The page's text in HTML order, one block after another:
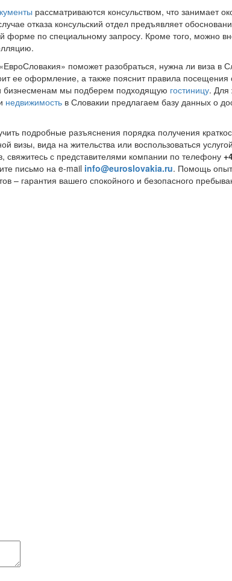
рассматриваются консульством, что занимает
отказа консульский отдел предъявляет
форме по специальному запросу. Кроме того, можно
поможет разобраться, нужна ли виза в
ее оформление, а также пояснит правила посещения
бизнесменам мы подберем подходящую гостиницу. Для
недвижимостьв Словакии предлагаем базу данных о
подробные разъяснения порядка получения
визы, вида на жительства или воспользоваться
свяжитесь с представителями компании по телефону
письмо на e-mail info@euroslovakia.ru. Помощь
– гарантия вашего спокойного и безопасного